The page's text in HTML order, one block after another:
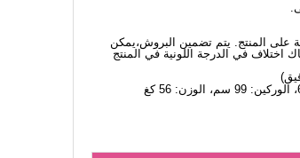
على المنتج. يتم تضمين البروش،يمكن
في الدرجة اللونية في المنتج